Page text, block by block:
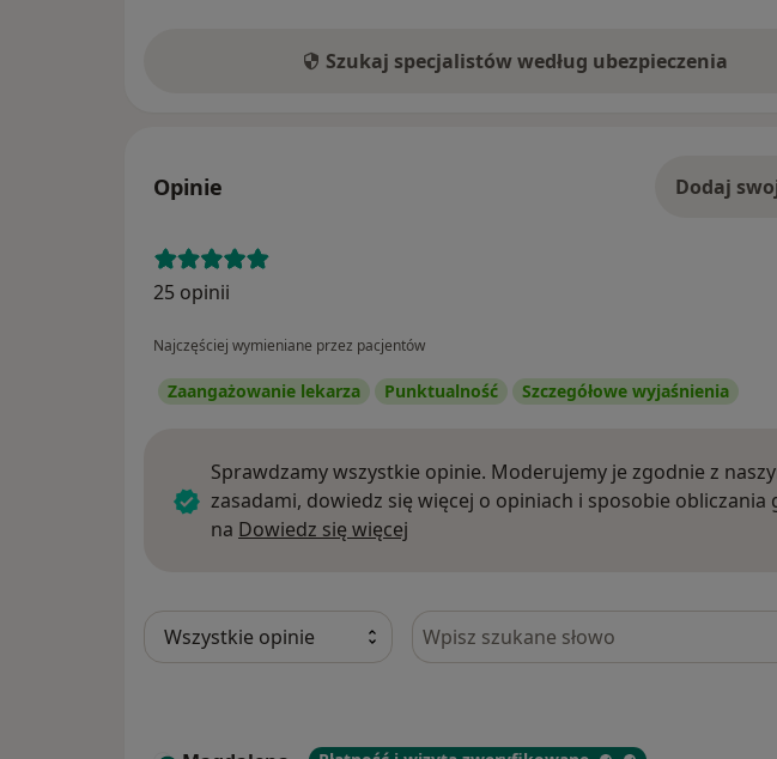
Szukaj specjalistów według ubezpieczenia
Opinie Dodaj
25 opinii
Najczęściej wymieniane przez pacjentów
Zaangażowanie lekarza Punktualność Szczegółowe wyjaśnienia
Sprawdzamy wszystkie opinie. Moderujemy je zgodnie z
zasadami, dowiedz się więcej o opiniach i sposobie obliczania
na Dowiedz się więcej
Szukaj w opiniach